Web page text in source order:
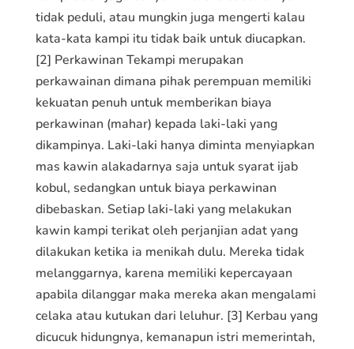
tidak peduli, atau mungkin juga mengerti kalau
kata-kata kampi itu tidak baik untuk diucapkan.
[2] Perkawinan Tekampi merupakan
perkawainan dimana pihak perempuan memiliki
kekuatan penuh untuk memberikan biaya
perkawinan (mahar) kepada laki-laki yang
dikampinya. Laki-laki hanya diminta menyiapkan
mas kawin alakadarnya saja untuk syarat ijab
kobul, sedangkan untuk biaya perkawinan
dibebaskan. Setiap laki-laki yang melakukan
kawin kampi terikat oleh perjanjian adat yang
dilakukan ketika ia menikah dulu. Mereka tidak
melanggarnya, karena memiliki kepercayaan
apabila dilanggar maka mereka akan mengalami
celaka atau kutukan dari leluhur. [3] Kerbau yang
dicucuk hidungnya, kemanapun istri memerintah,